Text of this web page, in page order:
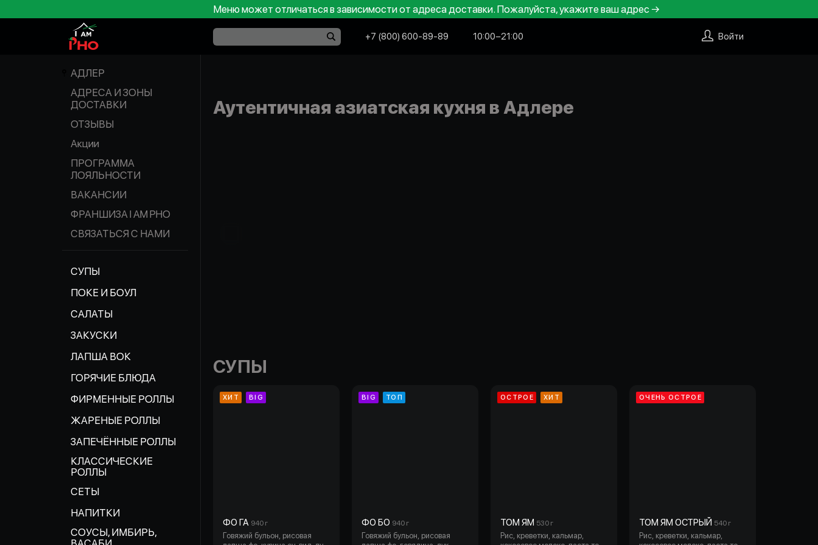
Меню может отличаться в зависимости от адреса доставки. Пожалуйста, укажите ваш адрес →
+7 (800) 600-89-89 10:00−21:00 Войти
АДЛЕР
АДРЕСА И ЗОНЫ
ДОСТАВКИ
ОТЗЫВЫ
Акции
ПРОГРАММА
ЛОЯЛЬНОСТИ
ВАКАНСИИ
ФРАНШИЗА I AM PHO
СВЯЗАТЬСЯ С НАМИ
СУПЫ
ПОКЕ И БОУЛ
САЛАТЫ
ЗАКУСКИ
ЛАПША ВОК
ГОРЯЧИЕ БЛЮДА
ФИРМЕННЫЕ РОЛЛЫ
ЖАРЕНЫЕ РОЛЛЫ
ЗАПЕЧЁННЫЕ РОЛЛЫ
КЛАССИЧЕСКИЕ
РОЛЛЫ
СЕТЫ
НАПИТКИ
СОУСЫ, ИМБИРЬ,
Аутентичная азиатская кухня в Адлере
СУПЫ
ХИТ BIG
ФО ГА 940 г
Говяжий бульон, рисовая
BIG ТОП
ФО БО 940 г
Говяжий бульон, рисовая
ОСТРОЕ ХИТ
ТОМ ЯМ 530 г
Рис, креветки, кальмар,
ОЧЕНЬ ОСТРОЕ
ТОМ ЯМ ОСТРЫЙ 540 г
Рис, креветки, кальмар,